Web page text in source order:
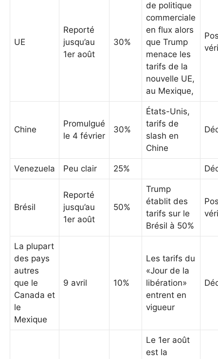
UE
Reporté
jusqu’au
1er août
30%
de politique
commerciale
en flux alors
que Trump
menace les
tarifs de la
nouvelle UE,
au Mexique,
Chine
Promulgué
le 4 février
30%
États-Unis,
tarifs de
slash en
Chine
Venezuela Peu clair 25%
Brésil
Reporté
jusqu’au
1er août
50%
Trump
établit des
tarifs sur le
Brésil à 50%
La plupart
des pays
autres
que le
Canada et
le
Mexique
9 avril 10%
Les tarifs du
«Jour de la
libération»
entrent en
vigueur
Le 1er août
est la